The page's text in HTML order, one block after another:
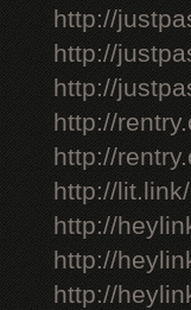
http://
http://
http://
http://
http://
http://
http://
http://
http://